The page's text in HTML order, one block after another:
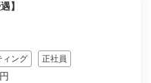
】
ィング 正社員